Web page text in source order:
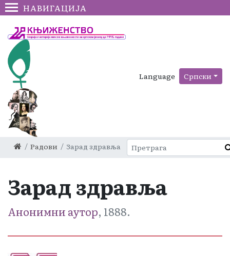
НАВИГАЦИЈА
Language Српски
Радови Зарад здравља
Зарад здравља
Анонимни аутор, 1888.